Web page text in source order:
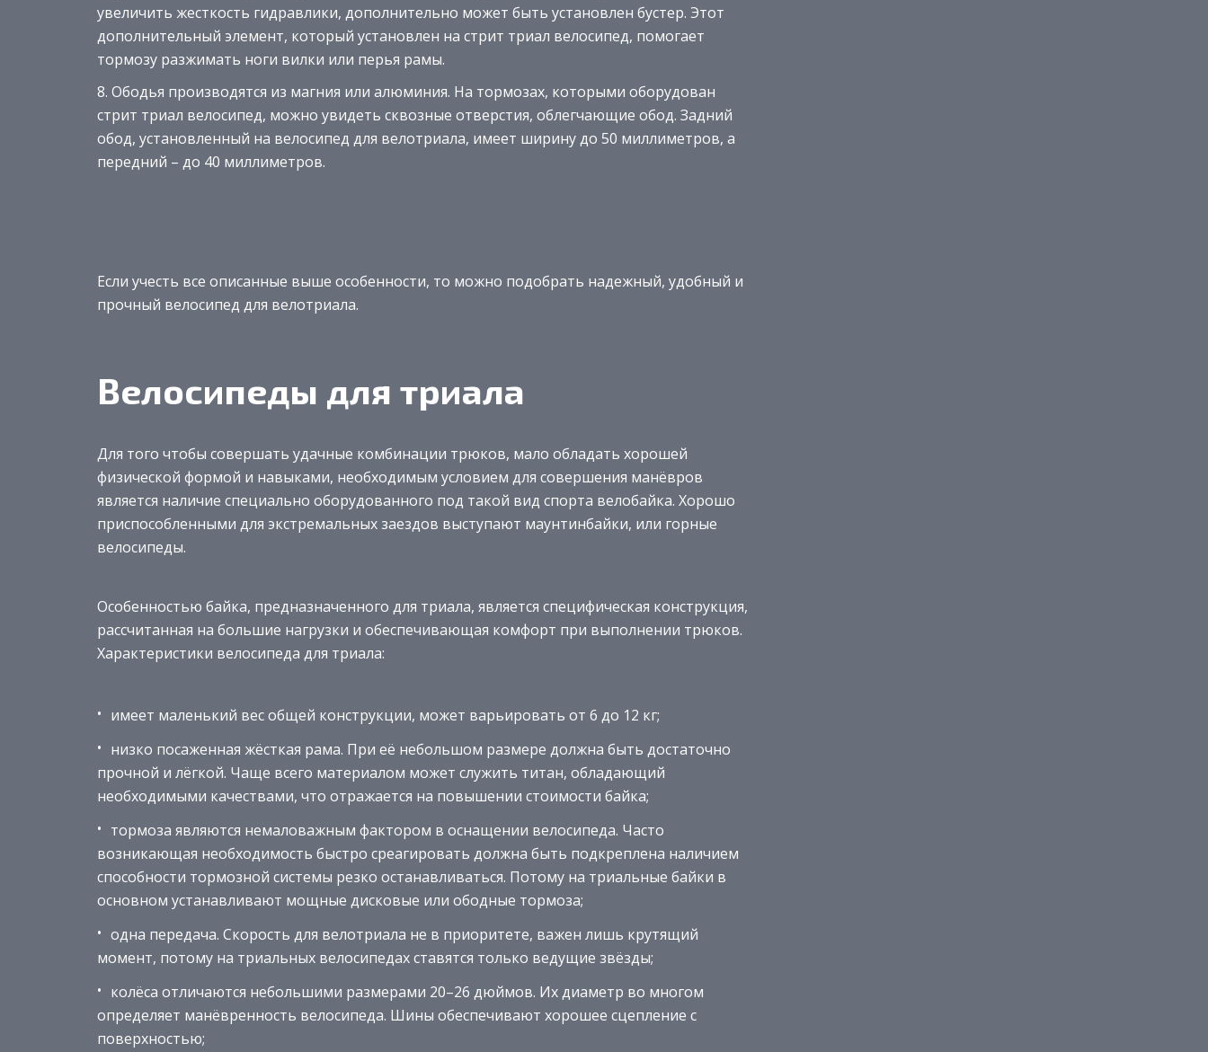
увеличить жесткость гидравлики, дополнительно может быть установлен бустер. Этот
дополнительный элемент, который установлен на стрит триал велосипед, помогает
тормозу разжимать ноги вилки или перья рамы.
Ободья производятся из магния или алюминия. На тормозах, которыми оборудован
стрит триал велосипед, можно увидеть сквозные отверстия, облегчающие обод. Задний
обод, установленный на велосипед для велотриала, имеет ширину до 50 миллиметров, а
передний – до 40 миллиметров.
Если учесть все описанные выше особенности, то можно подобрать надежный, удобный и
прочный велосипед для велотриала.
Велосипеды для триала
Для того чтобы совершать удачные комбинации трюков, мало обладать хорошей
физической формой и навыками, необходимым условием для совершения манёвров
является наличие специально оборудованного под такой вид спорта велобайка. Хорошо
приспособленными для экстремальных заездов выступают маунтинбайки, или горные
велосипеды.
Особенностью байка, предназначенного для триала, является специфическая конструкция,
рассчитанная на большие нагрузки и обеспечивающая комфорт при выполнении трюков.
Характеристики велосипеда для триала:
имеет маленький вес общей конструкции, может варьировать от 6 до 12 кг;
низко посаженная жёсткая рама. При её небольшом размере должна быть достаточно
прочной и лёгкой. Чаще всего материалом может служить титан, обладающий
необходимыми качествами, что отражается на повышении стоимости байка;
тормоза являются немаловажным фактором в оснащении велосипеда. Часто
возникающая необходимость быстро среагировать должна быть подкреплена наличием
способности тормозной системы резко останавливаться. Потому на триальные байки в
основном устанавливают мощные дисковые или ободные тормоза;
одна передача. Скорость для велотриала не в приоритете, важен лишь крутящий
момент, потому на триальных велосипедах ставятся только ведущие звёзды;
колёса отличаются небольшими размерами 20–26 дюймов. Их диаметр во многом
определяет манёвренность велосипеда. Шины обеспечивают хорошее сцепление с
поверхностью;